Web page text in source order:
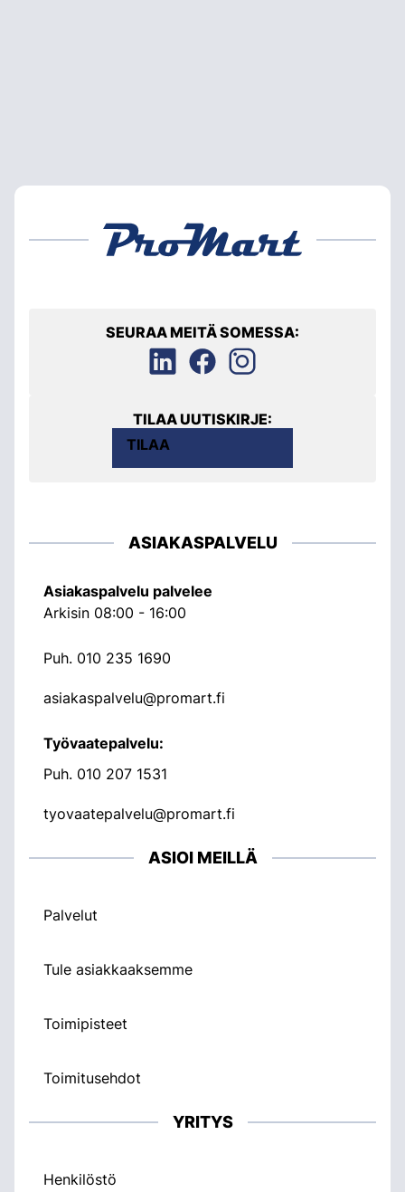
SEURAA MEITÄ SOMESSA:
TILAA UUTISKIRJE:
TILAA
ASIAKASPALVELU
Asiakaspalvelu palvelee
Arkisin 08:00 - 16:00
Puh. 010 235 1690
asiakaspalvelu@promart.fi
Työvaatepalvelu:
Puh. 010 207 1531
tyovaatepalvelu@promart.fi
ASIOI MEILLÄ
Palvelut
Tule asiakkaaksemme
Toimipisteet
Toimitusehdot
YRITYS
Henkilöstö